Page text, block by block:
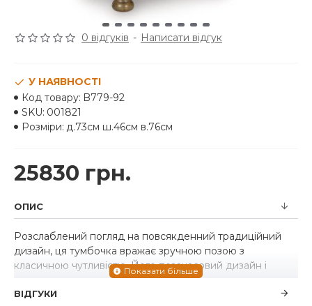
0 відгуків - Написати відгук
25830 грн.
У НАЯВНОСТІ
Код товару: B779-92
SKU: 001821
Розміри: д.73см ш.46см в.76см
ОПИС
Розслаблений погляд на повсякденний традиційний
дизайн, ця тумбочка вражає зручною позою з
класичною чутливістю. Його позачасовий дизайн і
каштаново-коричневий відтінок деревини створюють
затишний відпочинок, який ідеально підходить для
ВІДГУКИ